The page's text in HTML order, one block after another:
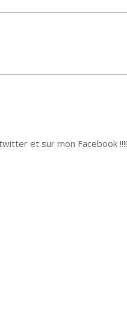
et sur mon Facebook !!!!